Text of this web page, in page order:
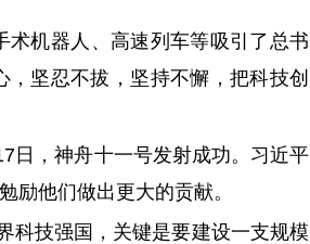
机器人、高速列车等吸引了总书
坚忍不拔，坚持不懈，把科技创
，神舟十一号发射成功。习近平
励他们做出更大的贡献。
技强国，关键是要建设一支规模